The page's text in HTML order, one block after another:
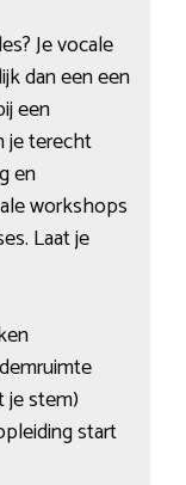
Je vocale
dan een een
een
je terecht
en
workshops
Laat je
je stem)
start